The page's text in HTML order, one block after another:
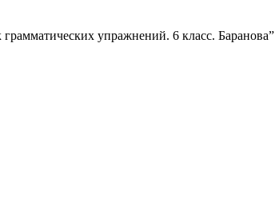
упражнений. 6 класс. Баранова”